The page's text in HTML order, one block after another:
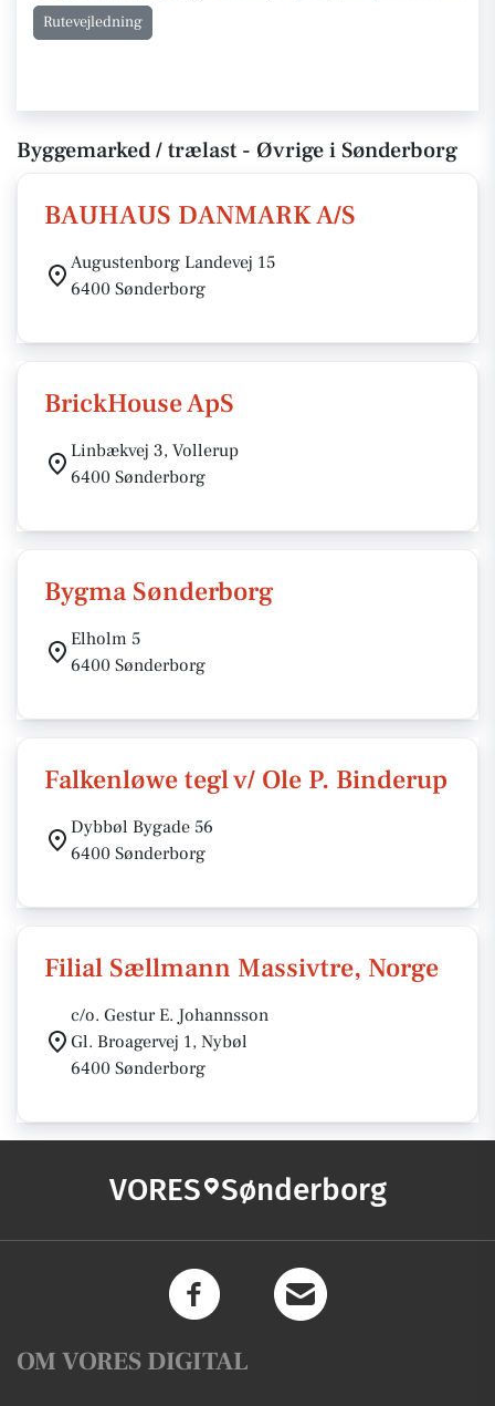
Rutevejledning
Byggemarked / trælast - Øvrige i Sønderborg
BAUHAUS DANMARK A/S
Augustenborg Landevej 15
6400 Sønderborg
BrickHouse ApS
Linbækvej 3, Vollerup
6400 Sønderborg
Bygma Sønderborg
Elholm 5
6400 Sønderborg
Falkenløwe tegl v/ Ole P. Binderup
Dybbøl Bygade 56
6400 Sønderborg
Filial Sællmann Massivtre, Norge
c/o. Gestur E. Johannsson
Gl. Broagervej 1, Nybøl
6400 Sønderborg
VORES Sønderborg
OM VORES DIGITAL